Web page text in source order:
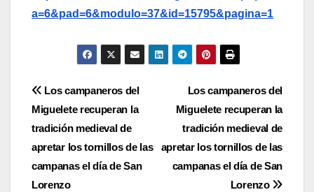
a=6&pad=6&modulo=37&id=15795&pagina=1
Navegación
de
entradas
Los campaneros del
Miguelete recuperan la
tradición medieval de
apretar los tornillos de las
campanas el día de San
Lorenzo
Los campaneros del
Miguelete recuperan la
tradición medieval de
apretar los tornillos de las
campanas el día de San
Lorenzo